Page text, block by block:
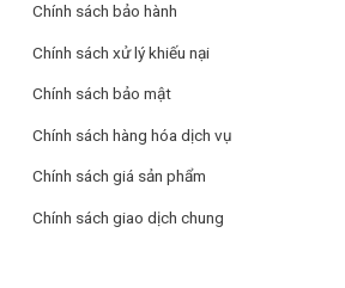
– Công nghệ
lưu hương, chăn mền, giặt đồ dầu mỡ,
thời gian phơi và bảo vệ sợi vải tốt hơn.
Chính sách bảo hành
Chính sách xử lý khiếu nại
Chính sách bảo mật
Chính sách hàng hóa dịch vụ
Chính sách giá sản phẩm
Chính sách giao dịch chung